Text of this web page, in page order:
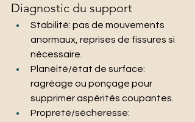
Diagnostic du support
Stabilité: pas de mouvements
anormaux, reprises de fissures si
nécessaire.
Planéité/état de surface:
ragréage ou ponçage pour
supprimer aspérités coupantes.
Propreté/sécheresse: